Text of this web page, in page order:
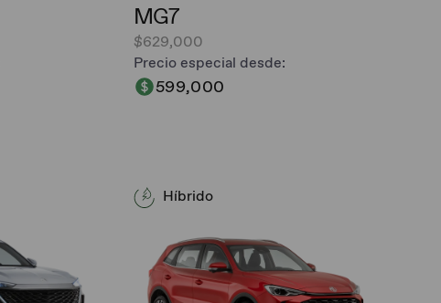
MG7
$629,000
Precio especial desde:
599,000
Híbrido